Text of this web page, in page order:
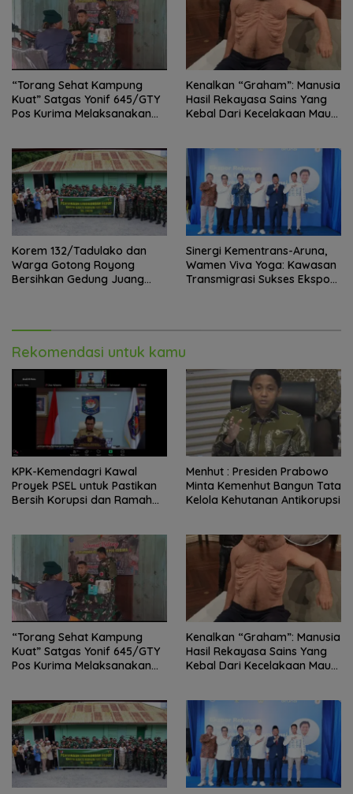
“Torang Sehat Kampung
Kuat” Satgas Yonif 645/GTY
Pos Kurima Melaksanakan
Kenalkan “Graham”: Manusia
Hasil Rekayasa Sains Yang
Kebal Dari Kecelakaan Maut
Korem 132/Tadulako dan
Warga Gotong Royong
Bersihkan Gedung Juang
Sinergi Kementrans-Aruna,
Wamen Viva Yoga: Kawasan
Transmigrasi Sukses Ekspor
Rekomendasi untuk kamu
KPK-Kemendagri Kawal
Proyek PSEL untuk Pastikan
Bersih Korupsi dan Ramah
Menhut : Presiden Prabowo
Minta Kemenhut Bangun Tata
Kelola Kehutanan Antikorupsi
“Torang Sehat Kampung
Kuat” Satgas Yonif 645/GTY
Pos Kurima Melaksanakan
Kenalkan “Graham”: Manusia
Hasil Rekayasa Sains Yang
Kebal Dari Kecelakaan Maut